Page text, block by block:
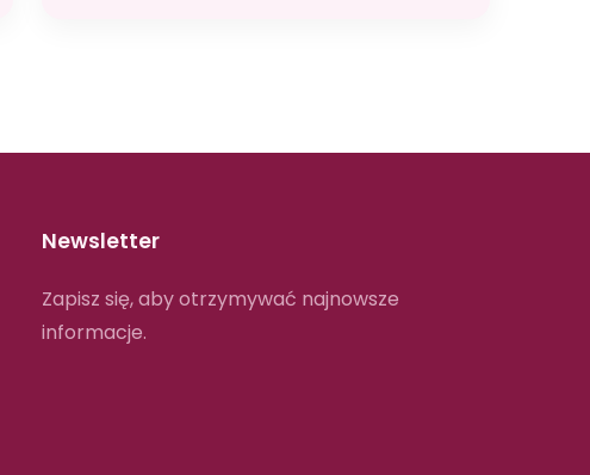
Newsletter
Zapisz się, aby otrzymywać najnowsze
informacje.